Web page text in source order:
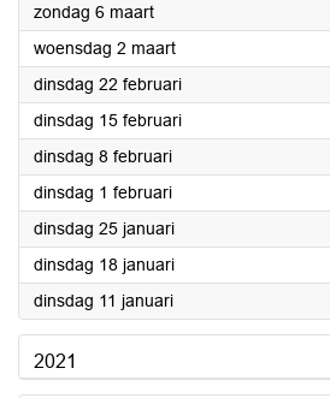
zondag 6 maart2022
woensdag 2 maart2022
dinsdag 22 februari2022
dinsdag 15 februari2022
dinsdag 8 februari2022
dinsdag 1 februari2022
dinsdag 25 januari2022
dinsdag 18 januari2022
dinsdag 11 januari2022
2021